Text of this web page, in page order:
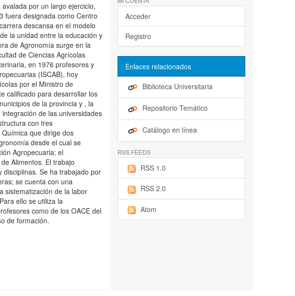
por un largo ejercicio,
fuera designada como Centro
descansa en el modelo
la unidad entre la educación y
de Agronomía surge en la
de Ciencias Agrícolas
en 1976 profesores y
(ISCAB), hoy
por el Ministro de
calificado para desarrollar los
de la provincia y , la
de las universidades
con tres
que dirige dos
desde el cual se
Agropecuaria; el
Alimentos. El trabajo
Se ha trabajado por
se cuenta con una
sistematización de la labor
ello se utiliza la
como de los OACE del
de formación.
Acceder
Registro
Enlaces relacionados
Biblioteca Universitaria
Repositorio Temático
Catálogo en línea
RSS FEEDS
RSS 1.0
RSS 2.0
Atom